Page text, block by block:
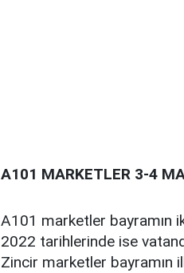
A101 MARKETLER 3-4
A101 marketler bayramın
2022 tarihlerinde ise
Zincir marketler bayramın